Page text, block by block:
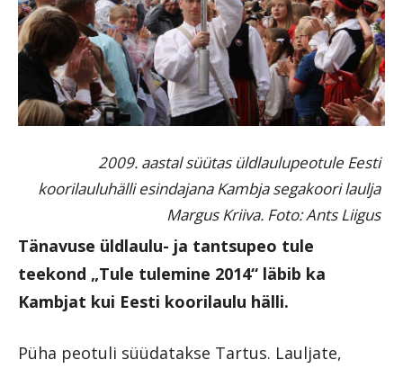
2009. aastal süütas üldlaulupeotule Eesti
koorilauluhälli esindajana Kambja segakoori laulja
Margus Kriiva. Foto: Ants Liigus
Tänavuse üldlaulu- ja tantsupeo tule
teekond „Tule tulemine 2014“ läbib ka
Kambjat kui Eesti koorilaulu hälli.
Püha peotuli süüdatakse Tartus. Lauljate,